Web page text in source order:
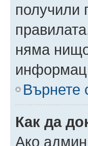
получили
няма
Върнете
Как да
Ако